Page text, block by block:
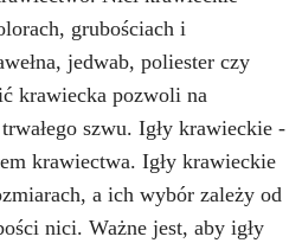
grubościach i
jedwab, poliester czy
krawiecka pozwoli na
szwu. Igły krawieckie -
krawiectwa. Igły krawieckie
a ich wybór zależy od
nici. Ważne jest, aby igły